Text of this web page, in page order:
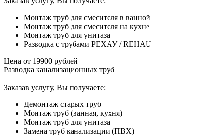
Монтаж труб для смесителя в ванной
Монтаж труб для смесителя на кухне
Монтаж труб для унитаза
Разводка с трубами РЕХАУ / REHAU
Цена от 19900 рублей
Разводка канализационных труб
Заказав услугу, Вы получаете:
Демонтаж старых труб
Монтаж труб (ванная, кухня)
Монтаж труб для унитаза
Замена труб канализации (ПВХ)